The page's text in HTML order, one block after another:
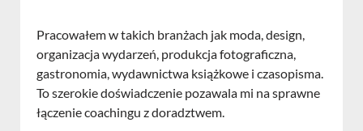
Pracowałem w takich branżach jak moda, design,
organizacja wydarzeń, produkcja fotograficzna,
gastronomia, wydawnictwa książkowe i czasopisma.
To szerokie doświadczenie pozawala mi na sprawne
łączenie coachingu z doradztwem.